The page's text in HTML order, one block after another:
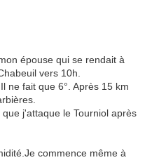
épouse qui se rendait à
vers 10h.
ne fait que 6°. Après 15 km
j'attaque le Tourniol après
commence même à